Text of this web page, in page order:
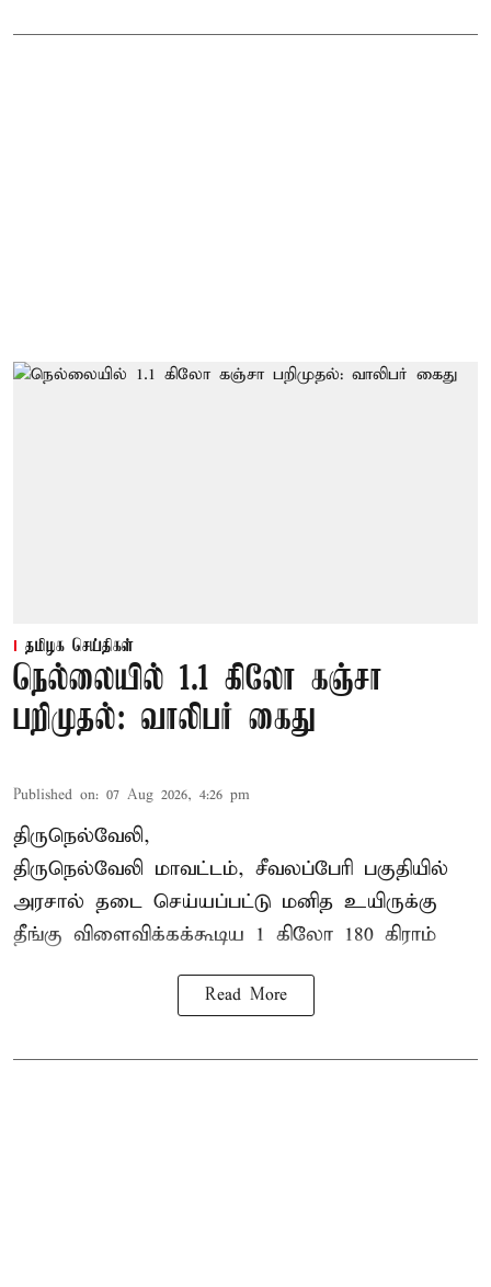
தமிழக செய்திகள்
நெல்லையில் 1.1 கிலோ கஞ்சா
பறிமுதல்: வாலிபர் கைது
Published on: 07 Aug 2026, 4:26 pm
திருநெல்வேலி,
திருநெல்வேலி மாவட்டம், சீவலப்பேரி பகுதியில்
அரசால் தடை செய்யப்பட்டு மனித உயிருக்கு
தீங்கு விளைவிக்கக்கூடிய 1 கிலோ 180 கிராம்
Read More